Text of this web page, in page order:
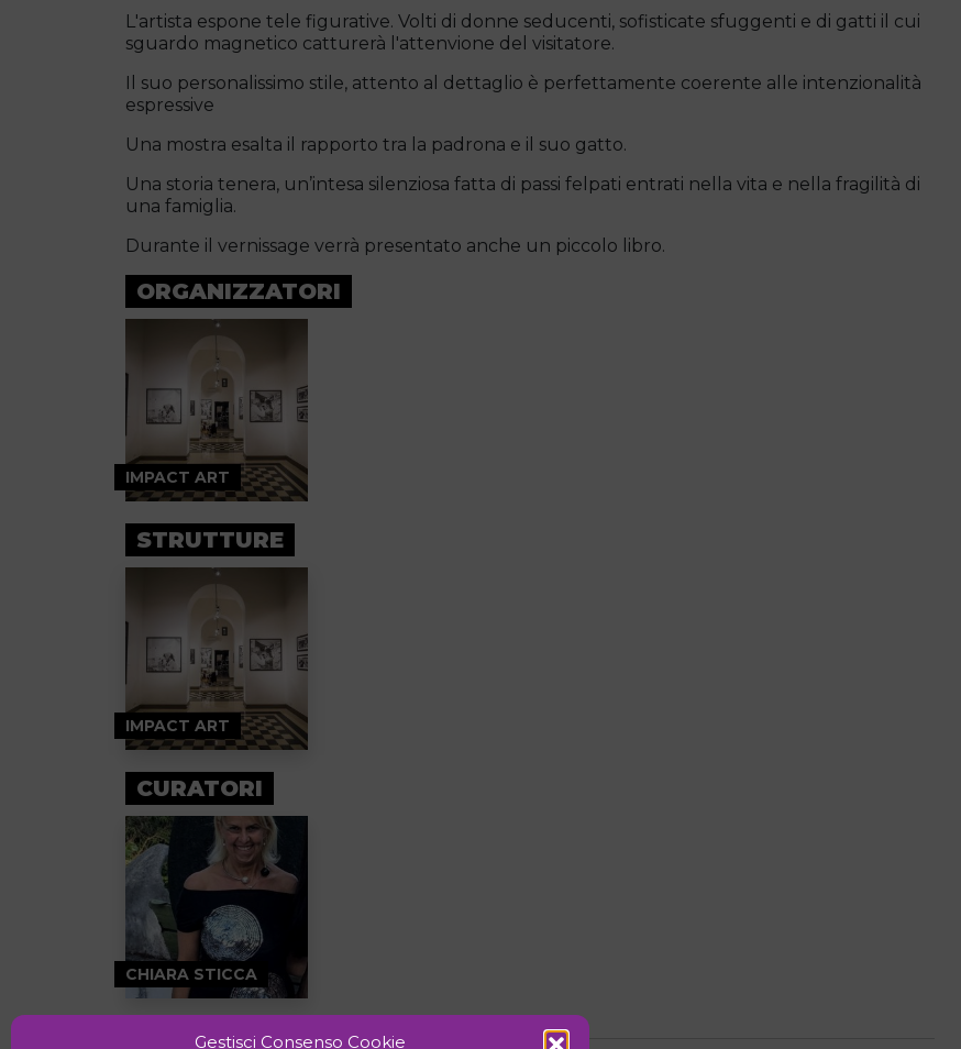
Gestisci Consenso Cookie
L'artista espone tele figurative. Volti di donne seducenti, sofisticate sfuggenti e di gatti il cui
sguardo magnetico catturerà l'attenvione del visitatore.
Il suo personalissimo stile, attento al dettaglio è perfettamente coerente alle intenzionalità
espressive
Una mostra esalta il rapporto tra la padrona e il suo gatto.
Una storia tenera, un’intesa silenziosa fatta di passi felpati entrati nella vita e nella fragilità di
una famiglia.
Durante il vernissage verrà presentato anche un piccolo libro.
ORGANIZZATORI
IMPACT ART
STRUTTURE
IMPACT ART
CURATORI
CHIARA STICCA